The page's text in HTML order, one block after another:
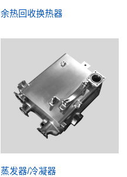
余热回收换热器
蒸发器/冷凝器